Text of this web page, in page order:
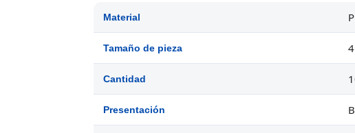
Material
Tamaño de pieza
Cantidad
Presentación